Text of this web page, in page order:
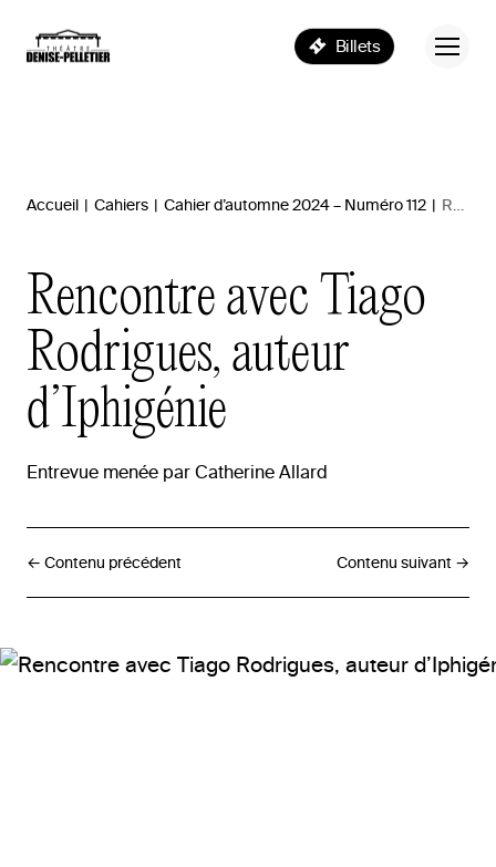
Billets
Accueil | Cahiers | Cahier d’automne 2024 – Numéro 112 | Rencontre avec Tiago Rodrigues, auteur d’Iphigénie
Rencontre avec Tiago
Rodrigues, auteur
d’Iphigénie
Entrevue menée par Catherine Allard
← Contenu précédent Contenu suivant →